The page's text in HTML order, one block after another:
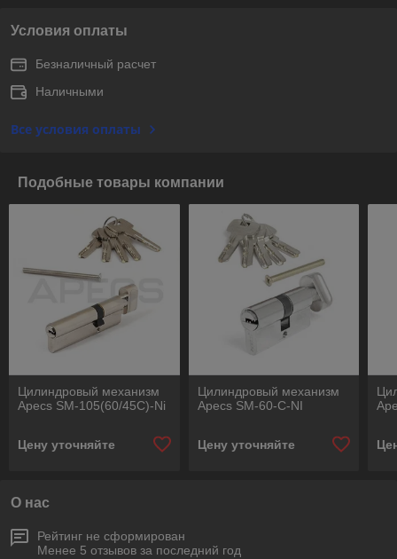
Условия оплаты
Безналичный расчет
Наличными
Все условия оплаты
Подобные товары компании
Цилиндровый механизм
Apecs SM-105(60/45C)-Ni
Цену уточняйте
Цилиндровый механизм
Apecs SM-60-C-NI
Цену уточняйте
О нас
Рейтинг не сформирован
Менее 5 отзывов за последний год